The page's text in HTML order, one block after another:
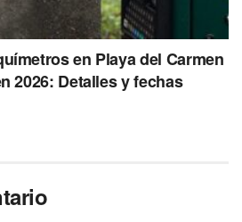
en Playa del Carmen
2026: Detalles y fechas